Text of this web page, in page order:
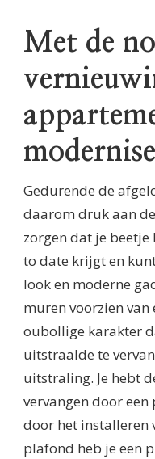
Met de
Gedurende de
daarom druk aan
zorgen dat je
to date krijgt en
look en moderne
muren voorzien van
oubollige karakter
uitstraalde te
uitstraling. Je hebt
vervangen door
door het installeren
plafond heb je een